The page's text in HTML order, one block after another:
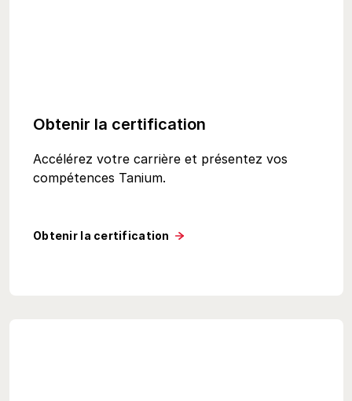
Obtenir la certification
Accélérez votre carrière et présentez vos
compétences Tanium.
Obtenir la certification